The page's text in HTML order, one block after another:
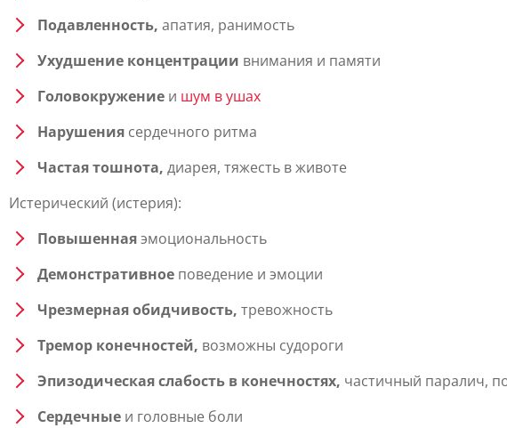
Подавленность, апатия, ранимость
Ухудшение концентрации внимания и памяти
Головокружение и шум в ушах
Нарушения сердечного ритма
Частая тошнота, диарея, тяжесть в животе
Истерический (истерия):
Повышеннаяэмоциональность
Демонстративное поведение и эмоции
Чрезмерная обидчивость, тревожность
Тремор конечностей, возможны судороги
Эпизодическая слабость в конечностях, частичный паралич,
Сердечные и головные боли